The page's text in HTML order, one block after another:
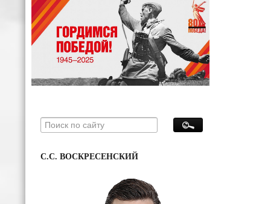
С.С. ВОСКРЕСЕНСКИЙ